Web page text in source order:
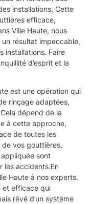
installations. Cette
efficace,
Ville Haute, nous
résultat impeccable,
installations. Faire
d’esprit et la
est une opération qui
rinçage adaptées,
dépend de la
à cette approche,
de toutes les
vos gouttières.
sont
les accidents.En
Haute à nos experts,
et efficace qui
rêvé d’un système